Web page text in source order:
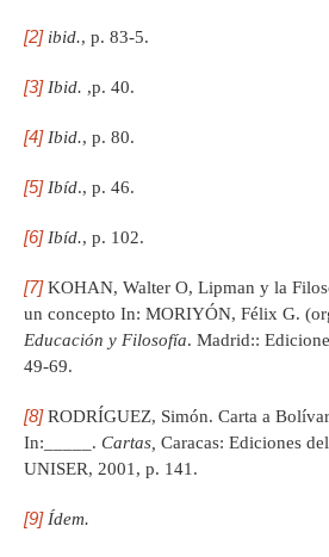
[2] ibid., p. 83-5.
[3] Ibid. ,p. 40.
[4] Ibid., p. 80.
[5] Ibíd., p. 46.
[6] Ibíd., p. 102.
[7]KOHAN, Walter O, Lipman y la
un concepto In: MORIYÓN, Félix G.
Educación y Filosofía. Madrid::
49-69.
[8]RODRÍGUEZ, Simón. Carta a
In:_____. Cartas, Caracas: Ediciones
UNISER, 2001, p. 141.
[9] Ídem.